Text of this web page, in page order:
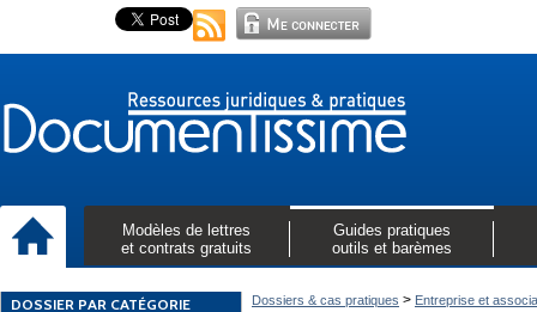
Modèles de lettres
et contrats gratuits
Guides pratiques
outils et barèmes
DOSSIER PAR CATÉGORIE Dossiers & cas pratiques > Entreprise et